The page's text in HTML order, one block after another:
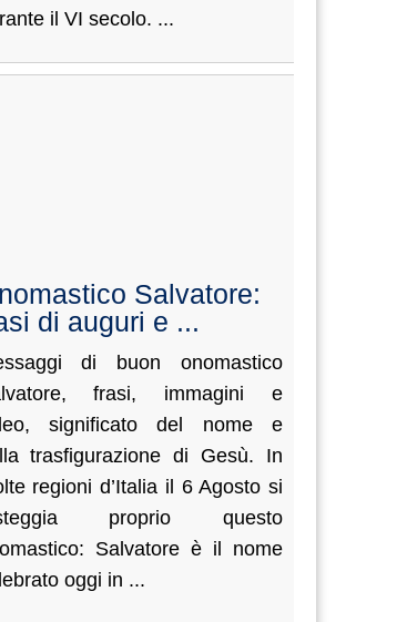
il VI secolo. ...
Salvatore:
di auguri e ...
di buon onomastico
frasi, immagini e
significato del nome e
trasfigurazione di Gesù. In
regioni d’Italia il 6 Agosto si
proprio questo
Salvatore è il nome
oggi in ...